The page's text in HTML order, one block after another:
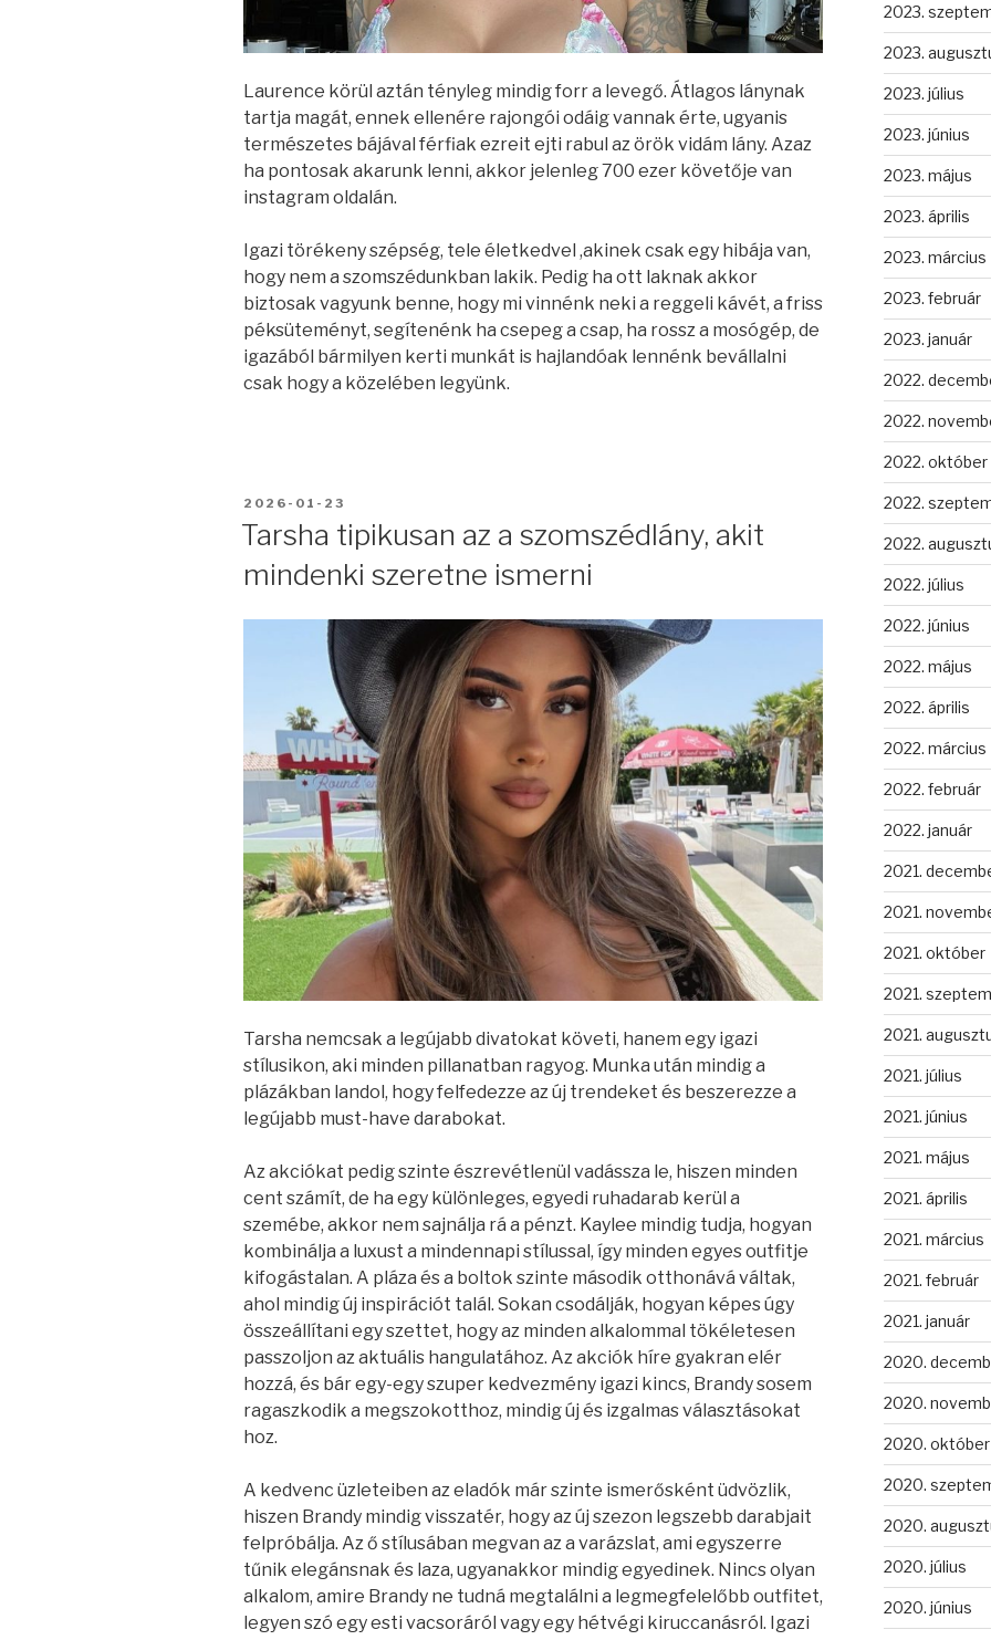
Laurence körül aztán tényleg mindig forr a levegő. Átlagos lánynak
tartja magát, ennek ellenére rajongói odáig vannak érte, ugyanis
természetes bájával férfiak ezreit ejti rabul az örök vidám lány. Azaz
ha pontosak akarunk lenni, akkor jelenleg 700 ezer követője van
instagram oldalán.
Igazi törékeny szépség, tele életkedvel ,akinek csak egy hibája van,
hogy nem a szomszédunkban lakik. Pedig ha ott laknak akkor
biztosak vagyunk benne, hogy mi vinnénk neki a reggeli kávét, a friss
péksüteményt, segítenénk ha csepeg a csap, ha rossz a mosógép, de
igazából bármilyen kerti munkát is hajlandóak lennénk bevállalni
csak hogy a közelében legyünk.
BEKÜLDVE:
2026-01-23
Tarsha tipikusan az a szomszédlány, akit
mindenki szeretne ismerni
Tarsha nemcsak a legújabb divatokat követi, hanem egy igazi
stílusikon, aki minden pillanatban ragyog. Munka után mindig a
plázákban landol, hogy felfedezze az új trendeket és beszerezze a
legújabb must-have darabokat.
Az akciókat pedig szinte észrevétlenül vadássza le, hiszen minden
cent számít, de ha egy különleges, egyedi ruhadarab kerül a
szemébe, akkor nem sajnálja rá a pénzt. Kaylee mindig tudja, hogyan
kombinálja a luxust a mindennapi stílussal, így minden egyes outfitje
kifogástalan. A pláza és a boltok szinte második otthonává váltak,
ahol mindig új inspirációt talál. Sokan csodálják, hogyan képes úgy
összeállítani egy szettet, hogy az minden alkalommal tökéletesen
passzoljon az aktuális hangulatához. Az akciók híre gyakran elér
hozzá, és bár egy-egy szuper kedvezmény igazi kincs, Brandy sosem
ragaszkodik a megszokotthoz, mindig új és izgalmas választásokat
hoz.
A kedvenc üzleteiben az eladók már szinte ismerősként üdvözlik,
hiszen Brandy mindig visszatér, hogy az új szezon legszebb darabjait
felpróbálja. Az ő stílusában megvan az a varázslat, ami egyszerre
tűnik elegánsnak és laza, ugyanakkor mindig egyedinek. Nincs olyan
alkalom, amire Brandy ne tudná megtalálni a legmegfelelőbb outfitet,
legyen szó egy esti vacsoráról vagy egy hétvégi kiruccanásról. Igazi
2023.
2023.
2023. július
2023. június
2023. május
2023. április
2023. március
2023. február
2023. január
2022.
2022.
2022. október
2022.
2022.
2022. július
2022. június
2022. május
2022. április
2022. március
2022. február
2022. január
2021.
2021.
2021. október
2021.
2021.
2021. július
2021. június
2021. május
2021. április
2021. március
2021. február
2021. január
2020.
2020.
2020. október
2020.
2020.
2020. július
2020. június